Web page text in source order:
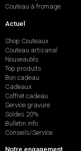
Couteau à fromage
Actuel
Shop Couteaux
Couteau artisanal
Nouveautés
Top produits
Bon cadeau
Cadeaux
Coffret cadeau
Service gravure
Soldes 20%
Bulletin info
Conseils/Service
Notre engagement